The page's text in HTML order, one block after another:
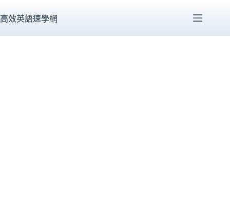
至
高效英語速學網